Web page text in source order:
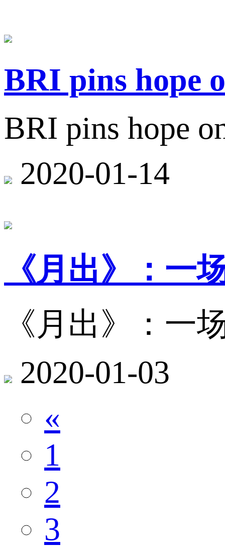
BRI pins hope
BRI pins hope
2020-01-14
《月出》：一
《月出》：一
2020-01-03
«
1
2
3